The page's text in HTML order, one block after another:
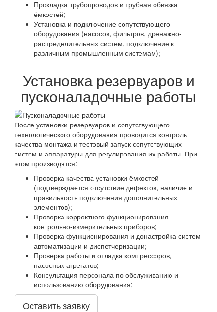
Прокладка трубопроводов и трубная обвязка
ёмкостей;
Установка и подключение сопутствующего
оборудования (насосов, фильтров, дренажно-
распределительных систем, подключение к
различным промышленным системам);
Установка резервуаров и
пусконаладочные работы
После установки резервуаров и сопутствующего
технологического оборудования проводится контроль
качества монтажа и тестовый запуск сопутствующих
систем и аппаратуры для регулирования их работы. При
этом производятся:
Проверка качества установки ёмкостей
(подтверждается отсутствие дефектов, наличие и
правильность подключения дополнительных
элементов);
Проверка корректного функционирования
контрольно-измерительных приборов;
Проверка функционирования и донастройка систем
автоматизации и диспетчеризации;
Проверка работы и отладка компрессоров,
насосных агрегатов;
Консультация персонала по обслуживанию и
использованию оборудования;
Оставить заявку